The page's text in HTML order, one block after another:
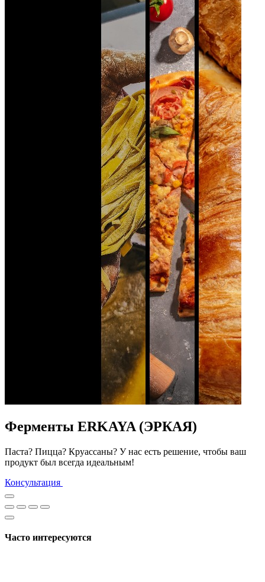
Ферменты ERKAYA (ЭРКАЯ)
Паста? Пицца? Круассаны? У нас есть решение, чтобы ваш
продукт был всегда идеальным!
Консультация
Часто интересуются